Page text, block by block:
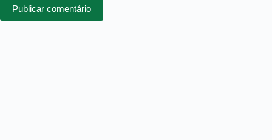
Publicar comentário